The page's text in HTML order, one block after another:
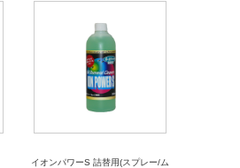
イオンパワーS 詰替用(スプレー/ム